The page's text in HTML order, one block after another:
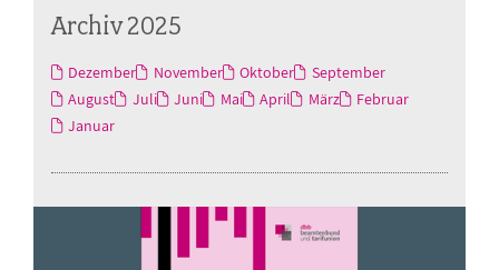
Archiv 2025
Dezember November Oktober
September
August
Juli Juni Mai April März
Februar
Januar